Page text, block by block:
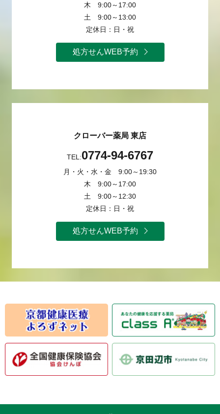
木 9:00～17:00
土 9:00～13:00
定休日：日・祝
処方せんWEB予約
クローバー薬局 東店
TEL:0774-94-6767
月・火・水・金 9:00～19:30
木 9:00～17:00
土 9:00～12:30
定休日：日・祝
処方せんWEB予約